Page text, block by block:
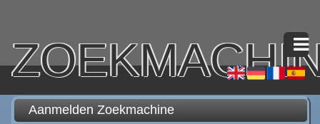
Aanmelden Zoekmachine